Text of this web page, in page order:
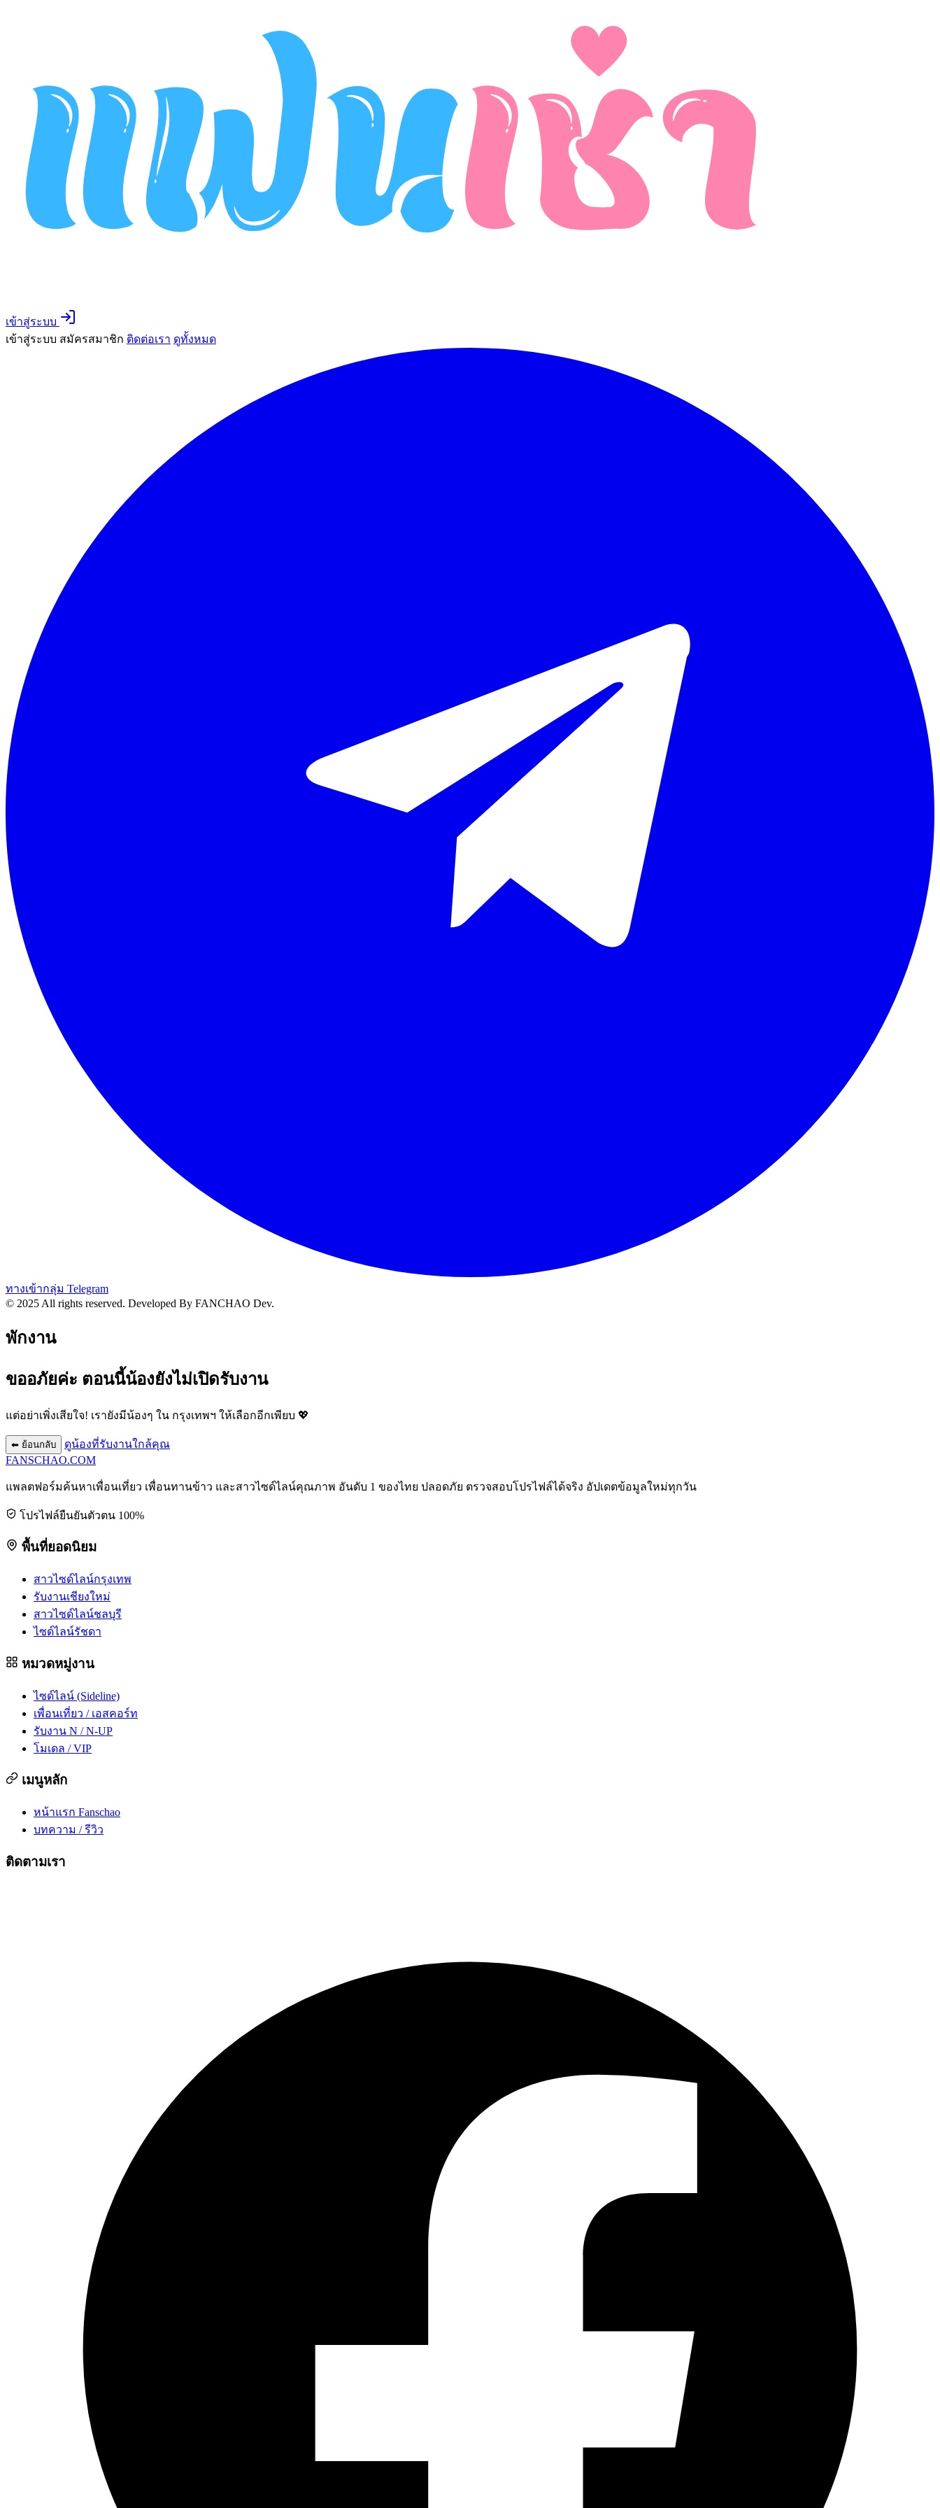
เข้าสู่ระบบ
เข้าสู่ระบบ สมัครสมาชิก ติดต่อเรา ดูทั้งหมด
ทางเข้ากลุ่ม Telegram
© 2025 All rights reserved. Developed By FANCHAO Dev.
พักงาน
ขออภัยค่ะ ตอนนี้น้องยังไม่เปิดรับงาน
แต่อย่าเพิ่งเสียใจ! เรายังมีน้องๆ ใน กรุงเทพฯ ให้เลือกอีกเพียบ 💖
⬅ ย้อนกลับ
ดูน้องที่รับงานใกล้คุณ
FANSCHAO.COM
แพลตฟอร์มค้นหาเพื่อนเที่ยว เพื่อนทานข้าว และสาวไซด์ไลน์คุณภาพ อันดับ 1 ของไทย ปลอดภัย ตรวจสอบโปรไฟล์ได้จริง อัปเดตข้อมูลใหม่ทุกวัน
โปรไฟล์ยืนยันตัวตน 100%
พื้นที่ยอดนิยม
สาวไซด์ไลน์กรุงเทพ
รับงานเชียงใหม่
สาวไซด์ไลน์ชลบุรี
ไซด์ไลน์รัชดา
หมวดหมู่งาน
ไซด์ไลน์ (Sideline)
เพื่อนเที่ยว / เอสคอร์ท
รับงาน N / N-UP
โมเดล / VIP
เมนูหลัก
หน้าแรก Fanschao
บทความ / รีวิว
ติดตามเรา